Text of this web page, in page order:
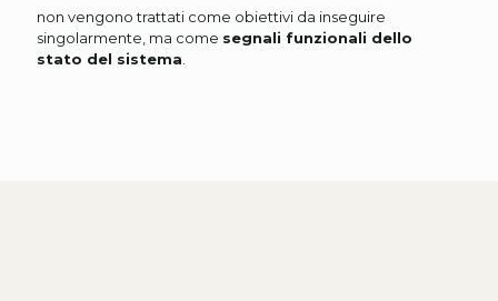
non vengono trattati come obiettivi da inseguire
singolarmente, ma come segnali funzionali dello
stato del sistema